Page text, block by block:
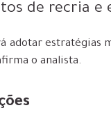
de recria e
adotar estratégias
o analista.